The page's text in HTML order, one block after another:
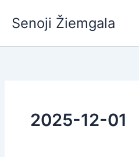
prieSenoji Žiemgala
2025-12-01